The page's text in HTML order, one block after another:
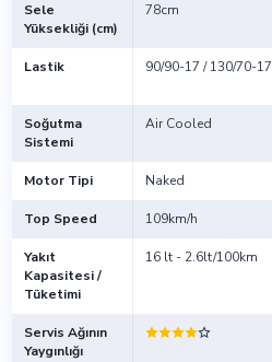
Sele
Yüksekliği (cm)
78cm
Lastik 90/90-17 / 130/70-17
Soğutma
Sistemi
Air Cooled
Motor Tipi Naked
Top Speed 109km/h
Yakıt
Kapasitesi /
Tüketimi
16 lt - 2.6lt/100km
Servis Ağının
Yaygınlığı